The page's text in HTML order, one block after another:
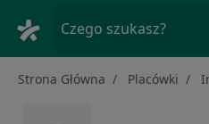
Czego szukasz?
Strona Główna Placówki